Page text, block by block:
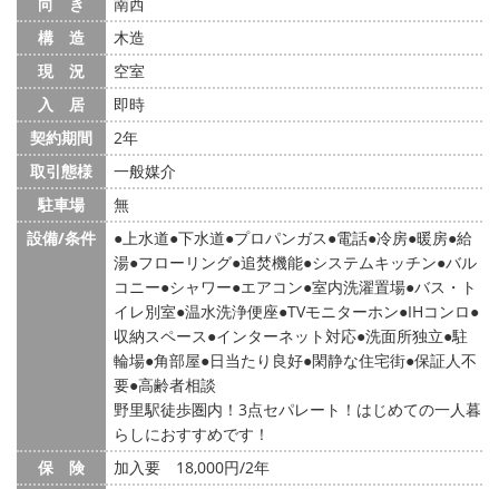
構 造
木造
現 況
空室
入 居
即時
契約期間
2年
取引態様
一般媒介
駐車場
無
設備/条件
上水道 下水道 プロパンガス 電話 冷房 暖房 給
湯 フローリング 追焚機能 システムキッチン バル
コニー シャワー エアコン 室内洗濯置場 バス・ト
イレ別室 温水洗浄便座 TVモニターホン IHコンロ
収納スペース インターネット対応 洗面所独立 駐
輪場 角部屋 日当たり良好 閑静な住宅街 保証人不
要 高齢者相談
野里駅徒歩圏内！3点セパレート！はじめての一人暮
らしにおすすめです！
保 険
加入要 18,000円/2年